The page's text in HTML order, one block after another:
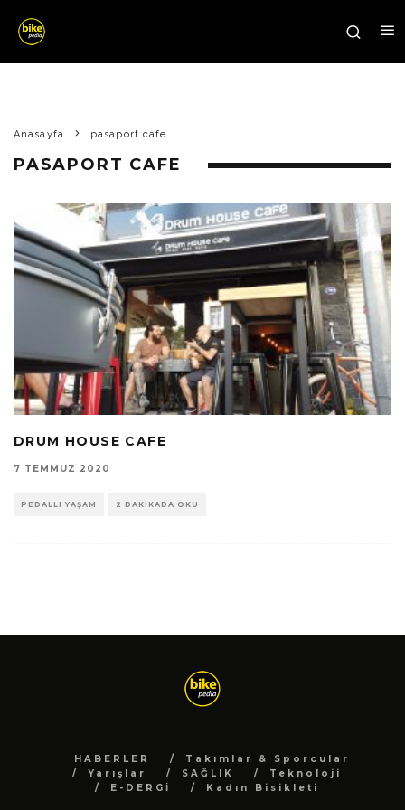
Anasayfa pasaport cafe
PASAPORT CAFE
DRUM HOUSE CAFE
7 TEMMUZ 2020
PEDALLI YAŞAM 2 DAKIKADA OKU
HABERLER
Takımlar & Sporcular
Yarışlar
SAĞLIK
Teknoloji
E-DERGİ
Kadın Bisikleti